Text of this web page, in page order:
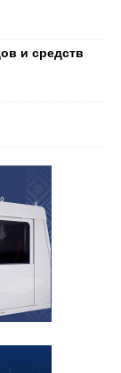
и средств